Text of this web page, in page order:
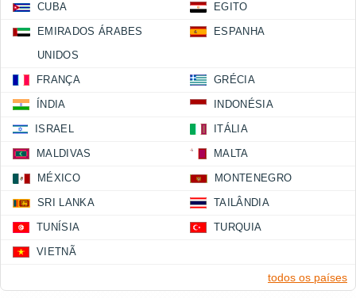
CUBA EGITO
EMIRADOS ÁRABES
UNIDOS
ESPANHA
FRANÇA GRÉCIA
ÍNDIA INDONÉSIA
ISRAEL ITÁLIA
MALDIVAS MALTA
MÉXICO MONTENEGRO
SRI LANKA TAILÂNDIA
TUNÍSIA TURQUIA
VIETNÃ
todos os países